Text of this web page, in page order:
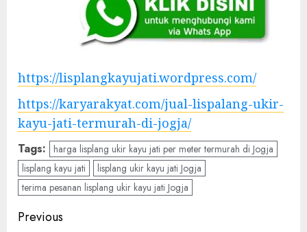
https://lisplangkayujati.wordpress.com/
https://karyarakyat.com/jual-lispalang-ukir-
kayu-jati-termurah-di-jogja/
Tags: harga lisplang ukir kayu jati per meter termurah di Jogja
lisplang kayu jati
lisplang ukir kayu jati Jogja
terima pesanan lisplang ukir kayu jati Jogja
Previous